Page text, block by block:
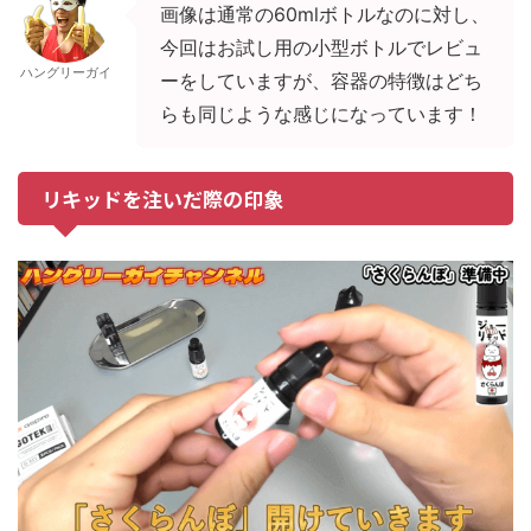
ハングリーガイ
画像は通常の60mlボトルなのに対し、
今回はお試し用の小型ボトルでレビュ
ーをしていますが、容器の特徴はどち
らも同じような感じになっています！
リキッドを注いだ際の印象